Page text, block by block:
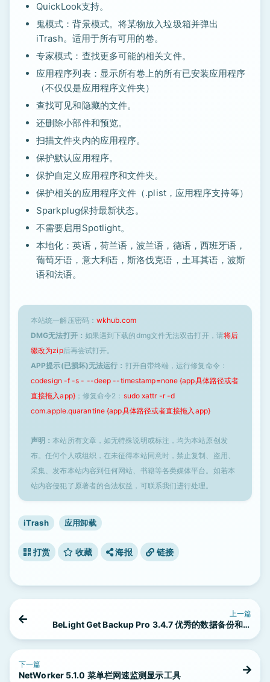
QuickLook支持。
鬼模式：背景模式。将某物放入垃圾箱并弹出
iTrash。适用于所有可用的卷。
专家模式：查找更多可能的相关文件。
应用程序列表：显示所有卷上的所有已安装应用程序
（不仅仅是应用程序文件夹）
查找可见和隐藏的文件。
还删除小部件和预览。
扫描文件夹内的应用程序。
保护默认应用程序。
保护自定义应用程序和文件夹。
保护相关的应用程序文件（.plist，应用程序支持等）
Sparkplug保持最新状态。
不需要启用Spotlight。
本地化：英语，荷兰语，波兰语，德语，西班牙语，
葡萄牙语，意大利语，斯洛伐克语，土耳其语，波斯
语和法语。
本站统一解压密码： wkhub.com
DMG无法打开： 如果遇到下载的dmg文件无法双击打开，请将后
缀改为zip后再尝试打开。
APP提示(已损坏)无法运行： 打开自带终端，运行修复命令：
codesign -f -s - --deep --timestamp=none {app具体路径或者
直接拖入app}；修复命令2： sudo xattr -r -d
com.apple.quarantine {app具体路径或者直接拖入app}
声明：本站所有文章，如无特殊说明或标注，均为本站原创发
布。任何个人或组织，在未征得本站同意时，禁止复制、盗用、
采集、发布本站内容到任何网站、书籍等各类媒体平台。如若本
站内容侵犯了原著者的合法权益，可联系我们进行处理。
iTrash 应用卸载
打赏 收藏 海报 链接
上一篇
BeLight Get Backup Pro 3.4.7 优秀的数据备份和同
下一篇
NetWorker 5.1.0 菜单栏网速监测显示工具